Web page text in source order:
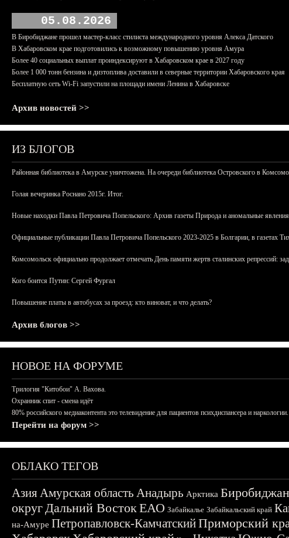
05.08.2026
В Биробиджане прошел мастер-класс стилиста международного уровня Алекса Датского
В Хабаровском крае подготовились к возможному повышению уровня Амура
Более 40 социальных выплат проиндексируют в Хабаровском крае в 2027 году
Более 1 000 тонн бензина и дизтоплива доставили в северные территории Хабаровского края
Бесплатную сеть Wi-Fi запустили на площади имени Ленина в Хабаровске
Архив новостей >>
ИЗ БЛОГОВ
Районная библиотека в Амурске уничтожена. На очереди библиотека Островского в
Голая вечеринка Роснано 2015г. Итог.
Новые находки Павла Петровича Попельского: Архив газеты Природа и аномальные
Официальные публикации Павла Петровича Попельского 2023-2025 в Болгарии, в газетах
Комсомольск официально продолжает отмечать День памяти жертв сталинских репрессий:
Кого боится Путин: Сергей Фургал
Повышение платы в автобусах за проезд: кто виноват, и что делать?
Архив блогов >>
НОВОЕ НА ФОРУМЕ
Трилогия "Китобои" А. Вахова.
Охранник спит - смена идёт
80% российского медиаконтента это телевидение для пациентов психдиспансера и наркологии.
Перейти на форум >>
ОБЛАКО ТЕГОВ
АзияАмурская область Анадырь Арктика Биробиджан
округДальний ВостокЕАО Забайкалье Забайкальский край
на-Амуре Петропавловск-КамчатскийПриморский